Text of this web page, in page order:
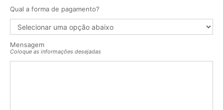
Qual a forma de pagamento?
Mensagem
Coloque as informações desejadas